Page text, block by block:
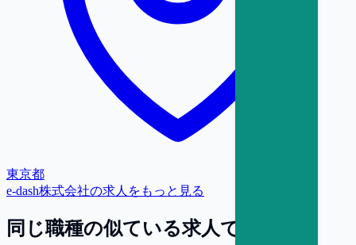
東京都
e-dash株式会社の求人をもっと見る
同じ職種の似ている求人で探す